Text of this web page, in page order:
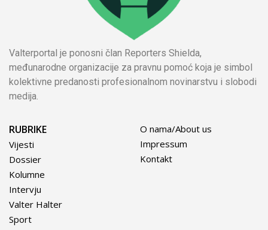
Valterportal je ponosni član Reporters Shielda,
međunarodne organizacije za pravnu pomoć koja je simbol
kolektivne predanosti profesionalnom novinarstvu i slobodi
medija.
RUBRIKE
Vijesti
Dossier
Kolumne
Intervju
Valter Halter
Sport
O nama/About us
Impressum
Kontakt